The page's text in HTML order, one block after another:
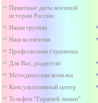
Памятные даты военной
истории России
Наши группы
Наш коллектив
Профсоюзная страничка
Для Вас, родители
Методическая копилка
Консультативный центр
Телефон "Горячей линии"